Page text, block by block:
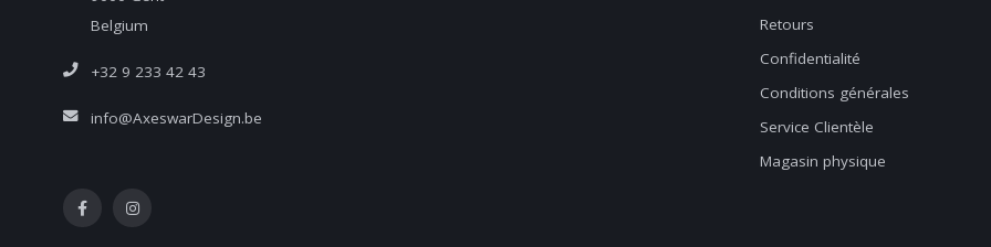
Belgium
+32 9 233 42 43
info@AxeswarDesign.be
Retours
Confidentialité
Conditions générales
Service Clientèle
Magasin physique